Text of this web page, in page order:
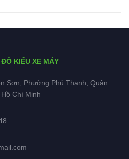
KIỂU XE MÁY
Sơn, Phường Phú Thạnh, Quận
Chí Minh